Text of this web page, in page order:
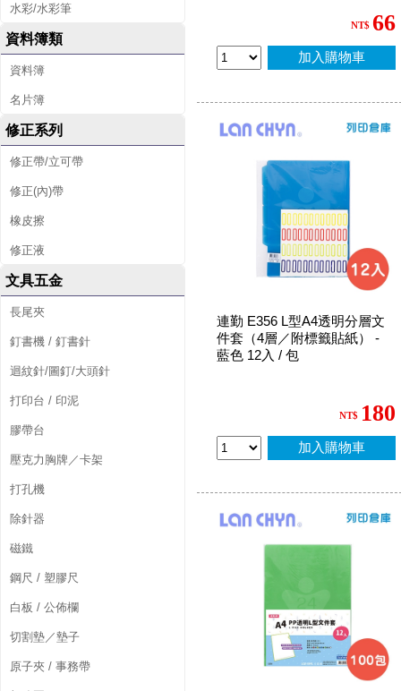
水彩/水彩筆
資料簿類
資料簿
名片簿
修正系列
修正帶/立可帶
修正(內)帶
橡皮擦
修正液
文具五金
長尾夾
釘書機 / 釘書針
迴紋針/圖釘/大頭針
打印台 / 印泥
膠帶台
壓克力胸牌／卡架
打孔機
除針器
磁鐵
鋼尺 / 塑膠尺
白板 / 公佈欄
切割墊／墊子
原子夾 / 事務帶
NT$ 66
加入購物車
連勤 E356 L型A4透明分層文
件套（4層／附標籤貼紙） -
藍色 12入 / 包
NT$ 180
加入購物車